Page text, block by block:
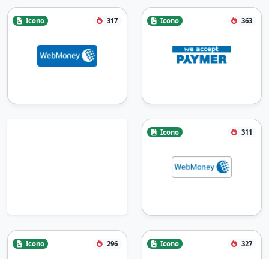
Icono 317 Icono 363
Icono 311
Icono 296 Icono 327